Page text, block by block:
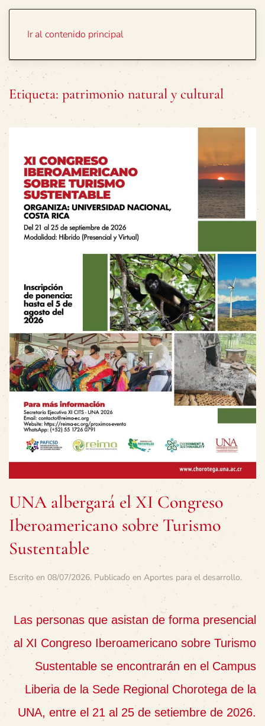
Ir al contenido principal
Etiqueta: patrimonio natural y cultural
UNA albergará el XI Congreso
Iberoamericano sobre Turismo
Sustentable
Escrito en 08/07/2026. Publicado en Aportes para el desarrollo.
Las personas que asistan de forma presencial
al XI Congreso Iberoamericano sobre Turismo
Sustentable se encontrarán en el Campus
Liberia de la Sede Regional Chorotega de la
UNA, entre el 21 al 25 de setiembre de 2026.